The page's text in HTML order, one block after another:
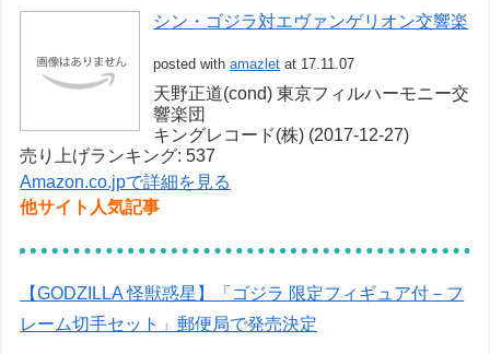
シン・ゴジラ対エヴァンゲリオン交響楽
posted withamazlet at 17.11.07
天野正道(cond) 東京フィルハーモニー交
響楽団
キングレコード(株) (2017-12-27)
売り上げランキング: 537
Amazon.co.jpで詳細を見る
他サイト人気記事
【GODZILLA 怪獣惑星】「ゴジラ 限定フィギュア付－フ
レーム切手セット」郵便局で発売決定